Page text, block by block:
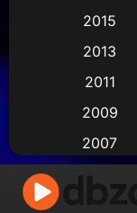
Based on a
2015
2013
2011
2009
2007
2005
2003